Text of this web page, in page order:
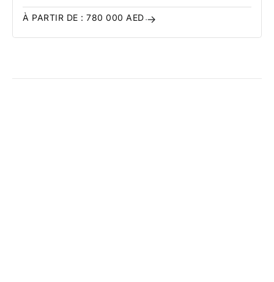
À PARTIR DE : 780 000 AED